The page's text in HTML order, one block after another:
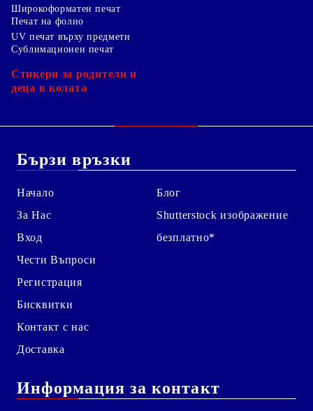
Широкоформатен печат
Печат на фолио
UV печат върху предмети
Сублимационен печат
Стикери за родители и
деца в колата
Бързи връзки
Начало
За Нас
Вход
Чести Въпроси
Регистрация
Бисквитки
Контакт с нас
Доставка
Блог
Shutterstock изображение
безплатно*
Информация за контакт